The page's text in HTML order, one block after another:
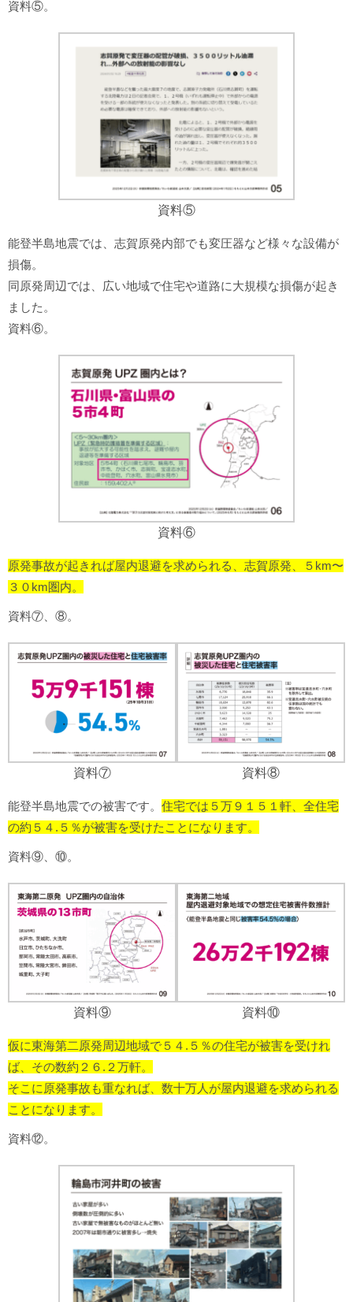
資料⑤。
資料⑤
能登半島地震では、志賀原発内部でも変圧器など様々な設備が
損傷。
同原発周辺では、広い地域で住宅や道路に大規模な損傷が起き
ました。
資料⑥。
資料⑥
原発事故が起きれば屋内退避を求められる、志賀原発、５km〜
３０km圏内。
資料⑦、⑧。
資料⑦ 資料⑧
能登半島地震での被害です。 住宅では５万９１５１軒、 全住宅
の約５４.５％が被害を受けたことになります。
資料⑨、⑩。
資料⑨ 資料⑩
仮に東海第二原発周辺地域で５４.５％の住宅が被害を受けれ
ば、その数約２６.２万軒。
そこに原発事故も重なれば、数十万人が屋内退避を求められる
ことになります。
資料⑫。